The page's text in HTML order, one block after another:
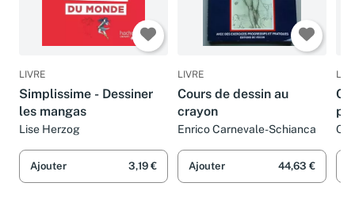
LIVRE
Simplissime - Dessiner
les mangas
Lise Herzog
Ajouter 3,19 €
LIVRE
Cours de dessin au
crayon
Enrico Carnevale-Schianca
Ajouter 44,63 €